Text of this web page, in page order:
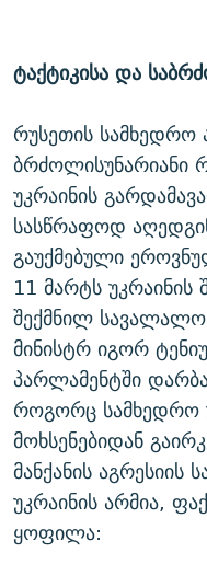
ტაქტიკისა და
რუსეთის სამხედრო
ბრძოლისუნარიანი
უკრაინის
სასწრაფოდ
გაუქმებული
11 მარტს
შექმნილ
მინისტრ იგორ
პარლამენტში
როგორც სამხედრო
მოხსენებიდან
მანქანის აგრესიის
უკრაინის არმია,
ყოფილა: